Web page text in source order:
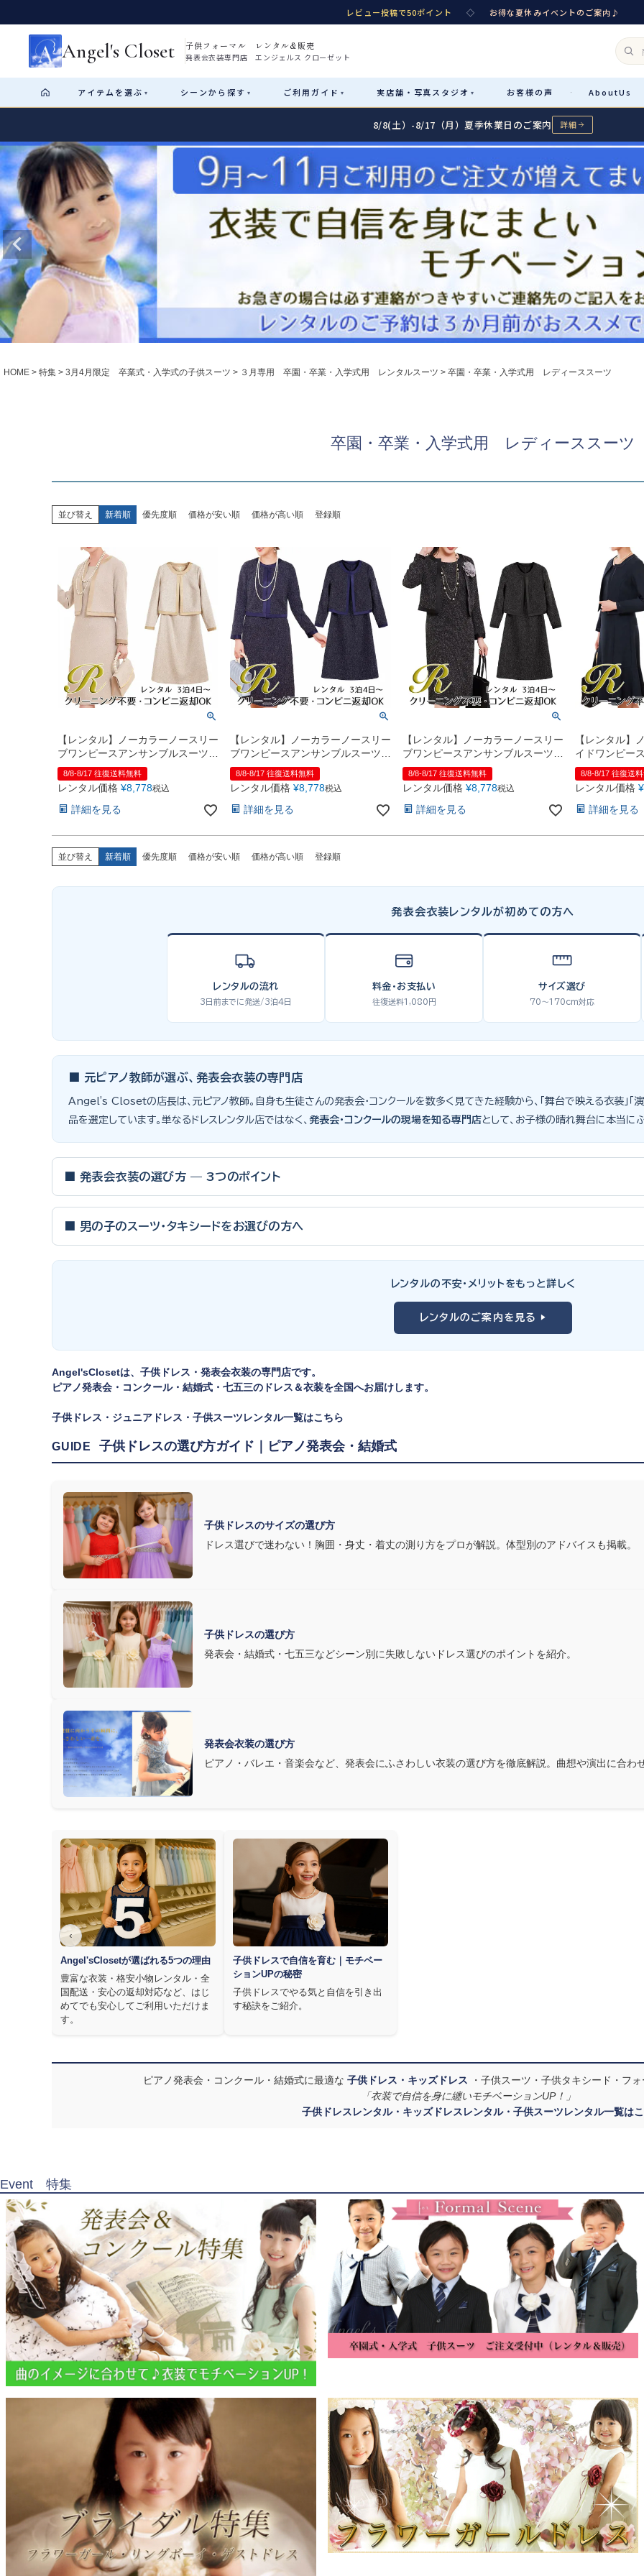
レビュー投稿で50ポイント ◇ お得な夏休みイベントのご案内♪
Angel's Closet 子供フォーマル レンタル&販売
発表会衣装専門店 エンジェルス クローゼット
アイテム を選ぶ ▾ シーンから探す ▾ ご利用ガイド ▾ 実店舗・ 写真スタジオ ▾ お客様の声 · AboutUs
カテゴリ詳細→ サイズで選ぶ→
Rental レンタル
女の子ドレス
小物・アクセ パニエ
アウター レディース
Sale販売
コスチューム
アクセサリー
性別・サイズで絞り込む→
Recital & Concours Wedding Graduation & Entrance
Start はじめに
01 ショップガイド（総合案内）
レンタル・販売の入口
02 サイズの選び方
測り方と目安
Angel's Closetについて
創業2003年からの想い
Rentalレンタル
04 レンタルのご案内
予約・配送・返却・料金
レンタルの流れ
06 あんしんパック
汚れ・キズ・破損の補償
茨城県土浦市大町14-16-1F
月曜日
店舗を予約する →
Photography
スタジオを予約 →
8/8(土）-8/17（月）夏季休業日のご案内 詳細
HOME 特集 3月4月限定 卒業式・入学式の子供スーツ ３月専用 卒園・卒業・入学式用 レンタルスーツ 卒園・卒業・入学式用 レディーススーツ
卒園・卒業・入学式用 レディーススーツ
並び替え 新着順 優先度順 価格が安い順 価格が高い順 登録順
【レンタル】ノーカラーノースリー
ブワンピースアンサンブルスーツ
（YP159）ベージュ
8/8-8/17 往復送料無料
レンタル価格 ¥8,778税込
詳細を見る
【レンタル】ノーカラーノースリー
ブワンピースアンサンブルスーツ
（YP159）ネイビー
8/8-8/17 往復送料無料
レンタル価格 ¥8,778税込
詳細を見る
【レンタル】ノーカラーノースリー
ブワンピースアンサンブルスーツ
（YP159）ブラック
8/8-8/17 往復送料無料
レンタル価格 ¥8,778税込
詳細を見る
【レンタル】
イドワンピー
（YP150）ネ
8/8-8/17 往復送
レンタル価格 ¥
詳細を見る
並び替え 新着順 優先度順 価格が安い順 価格が高い順 登録順
発表会衣装レンタルが初めての方へ
レンタルの流れ
3日前までに発送/3泊4日
料金・お支払い
往復送料1,080円
サイズ選び
70〜170cm対応
■ 元ピアノ教師が選ぶ、発表会衣装の専門店
Angel's Closetの店長は、元ピアノ教師。自身も生徒さんの発表会・コンクールを数多く見てきた経験から、「舞台で映える衣装」「
品を選定しています。単なるドレスレンタル店ではなく、 発表会・コンクールの現場を知る専門店として、お子様の晴れ舞台に本当に
■ 発表会衣装の選び方 — 3つのポイント
ピアノ発表会・バイオリン発表会・コンクールの舞台は、お子様にとって特別な一日。元ピアノ教師としての経験から、衣装選びで大切
一度きりの特別な日は、その瞬間のサイズにぴったり合う衣装が何よりお子様を輝かせます。レンタルなら、その時のジャストサイズ
発表会の舞台は照明が強く、客席からは意外と色味が飛んで見えます。ネイビー・ブラック・深みのあるジュエルカラーはホールの照明
す。またピアノ演奏なら落ち着いたシックなトーン、バイオリンやソロ演奏なら華やかで視線を集めるデザイン、合唱やアンサンブル
③ 演奏の動きを妨げない設計か確認する
■ 男の子のスーツ・タキシードをお選びの方へ
レンタルの不安・メリットをもっと詳しく
レンタルのご案内を見る ▶
Angel'sClosetは、子供ドレス・発表会衣装の専門店です。
ピアノ発表会・コンクール・結婚式・七五三のドレス＆衣装を全国へお届けします。
子供ドレス・ジュニアドレス・子供スーツレンタル一覧はこちら
GUIDE 子供ドレスの選び方ガイド｜ピアノ発表会・結婚式
子供ドレスのサイズの選び方
ドレス選びで迷わない！胸囲・身丈・着丈の測り方をプロが解説。体型別のアドバイスも掲載。
子供ドレスの選び方
発表会・結婚式・七五三などシーン別に失敗しないドレス選びのポイントを紹介。
発表会衣装の選び方
ピアノ・バレエ・音楽会など、発表会にふさわしい衣装の選び方を徹底解説。曲想や演出に合わ
‹
Angel'sClosetが選ばれる5つの理由
豊富な衣装・格安小物レンタル・全
国配送・安心の返却対応など、はじ
めてでも安心してご利用いただけま
す。
子供ドレスで自信を育む｜モチベー
ションUPの秘密
子供ドレスでやる気と自信を引き出
す秘訣をご紹介。
ピアノ発表会・コンクール・結婚式に最適な 子供ドレス・キッズドレス
・子供スーツ・子供タキシード・フ
「衣装で自信を身に纏いモチベーションUP！」
子供ドレスレンタル・キッズドレスレンタル・子供スーツレンタル一覧は
Event 特集